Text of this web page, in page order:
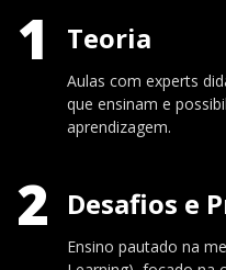
1 Teoria
Aulas com experts
que ensinam e
aprendizagem.
2 Desafios e
Ensino pautado na